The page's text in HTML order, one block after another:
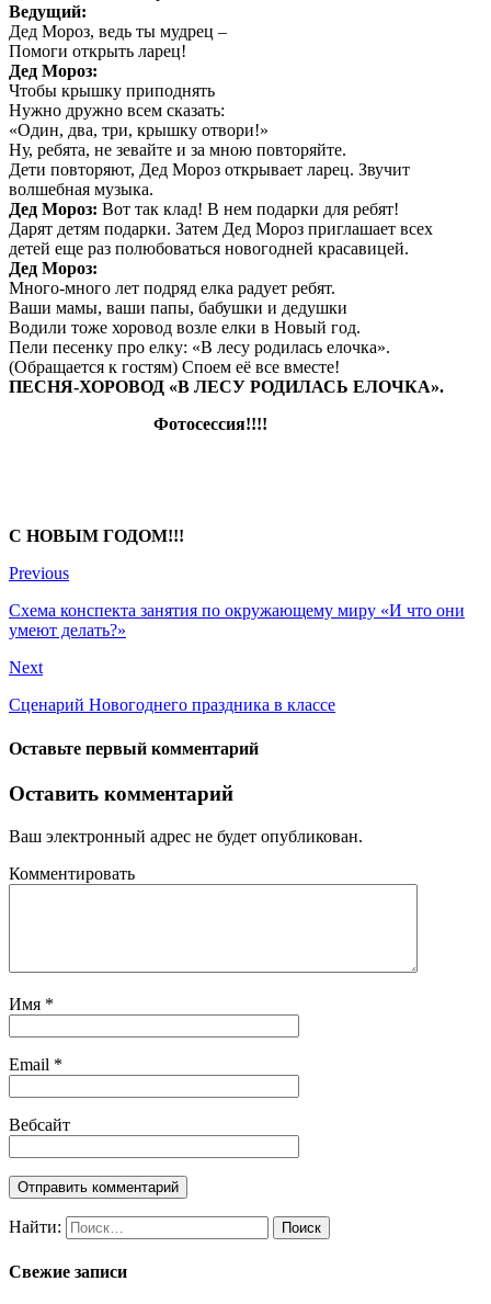
Ведущий:
Дед Мороз, ведь ты мудрец –
Помоги открыть ларец!
Дед Мороз:
Чтобы крышку приподнять
Нужно дружно всем сказать:
«Один, два, три, крышку отвори!»
Ну, ребята, не зевайте и за мною повторяйте.
Дети повторяют, Дед Мороз открывает ларец. Звучит
волшебная музыка.
Дед Мороз: Вот так клад! В нем подарки для ребят!
Дарят детям подарки. Затем Дед Мороз приглашает всех
детей еще раз полюбоваться новогодней красавицей.
Дед Мороз:
Много-много лет подряд елка радует ребят.
Ваши мамы, ваши папы, бабушки и дедушки
Водили тоже хоровод возле елки в Новый год.
Пели песенку про елку: «В лесу родилась елочка».
(Обращается к гостям) Споем её все вместе!
ПЕСНЯ-ХОРОВОД «В ЛЕСУ РОДИЛАСЬ ЕЛОЧКА».
Фотосессия!!!!
С НОВЫМ ГОДОМ!!!
Previous
Схема конспекта занятия по окружающему миру «И что они
умеют делать?»
Next
Сценарий Новогоднего праздника в классе
Оставьте первый комментарий
Оставить комментарий
Ваш электронный адрес не будет опубликован.
Комментировать
Имя *
Email *
Вебсайт
Найти:
Свежие записи